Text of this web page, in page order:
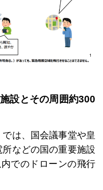
設とその周囲約300
では、国会議事堂や皇
などの国の重要施設
でのドローンの飛行